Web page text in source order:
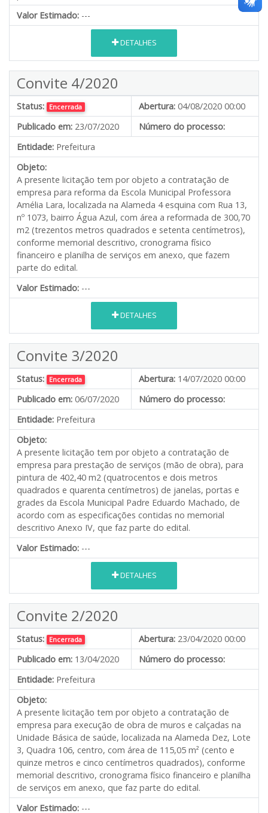
Valor Estimado: ---
DETALHES
Convite 4/2020
Status: Encerrada Abertura: 04/08/2020 00:00
Publicado em: 23/07/2020
Número do processo:
Entidade: Prefeitura
Objeto:
A presente licitação tem por objeto a contratação de
empresa para reforma da Escola Municipal Professora
Amélia Lara, localizada na Alameda 4 esquina com Rua 13,
nº 1073, bairro Água Azul, com área a reformada de 300,70
m2 (trezentos metros quadrados e setenta centímetros),
conforme memorial descritivo, cronograma físico
financeiro e planilha de serviços em anexo, que fazem
parte do edital.
Valor Estimado: ---
DETALHES
Convite 3/2020
Status: Encerrada Abertura: 14/07/2020 00:00
Publicado em: 06/07/2020
Número do processo:
Entidade: Prefeitura
Objeto:
A presente licitação tem por objeto a contratação de
empresa para prestação de serviços (mão de obra), para
pintura de 402,40 m2 (quatrocentos e dois metros
quadrados e quarenta centímetros) de janelas, portas e
grades da Escola Municipal Padre Eduardo Machado, de
acordo com as especificações contidas no memorial
descritivo Anexo IV, que faz parte do edital.
Valor Estimado: ---
DETALHES
Convite 2/2020
Status: Encerrada Abertura: 23/04/2020 00:00
Publicado em: 13/04/2020
Número do processo:
Entidade: Prefeitura
Objeto:
A presente licitação tem por objeto a contratação de
empresa para execução de obra de muros e calçadas na
Unidade Básica de saúde, localizada na Alameda Dez, Lote
3, Quadra 106, centro, com área de 115,05 m² (cento e
quinze metros e cinco centímetros quadrados), conforme
memorial descritivo, cronograma físico financeiro e planilha
de serviços em anexo, que faz parte do edital.
Valor Estimado: ---